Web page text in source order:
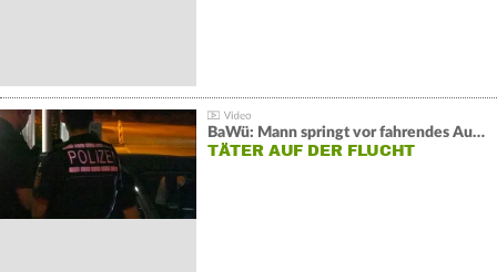
BaWü: Mann springt vor fahrendes Auto und schießt
TÄTER AUF DER FLUCHT